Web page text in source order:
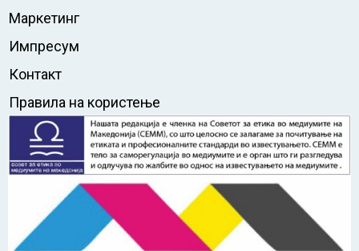
Маркетинг
Импресум
Контакт
Правила на користење